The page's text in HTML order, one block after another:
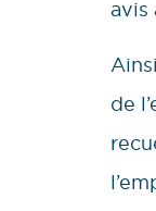
avis
de